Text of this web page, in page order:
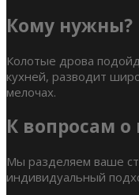
Кому нужны?
Колотые дрова
кухней, разводит
мелочах.
К вопросам о
Мы разделяем ваше
индивидуальный